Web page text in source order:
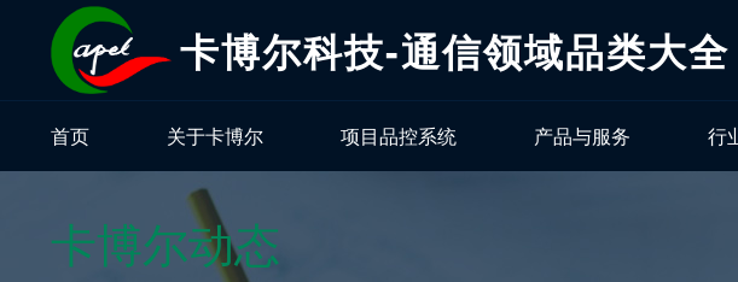
卡博尔科技-通信领域品类大全
首页 关于卡博尔 项目品控系统 产品与服务 行
卡博尔动态